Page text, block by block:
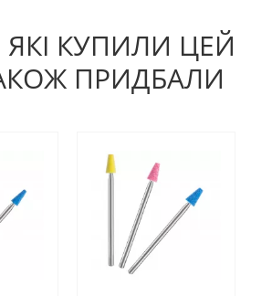
ЯКІ КУПИЛИ ЦЕЙ
ПРИДБАЛИ